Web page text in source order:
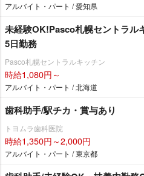
アルバイト・パート / 愛知県
未経験OK!Pasco札幌セントラル
5日勤務
Pasco札幌セントラルキッチン
時給1,080円～
アルバイト・パート / 北海道
歯科助手/駅チカ・賞与あり
トヨムラ歯科医院
時給1,350円～2,000円
アルバイト・パート / 東京都